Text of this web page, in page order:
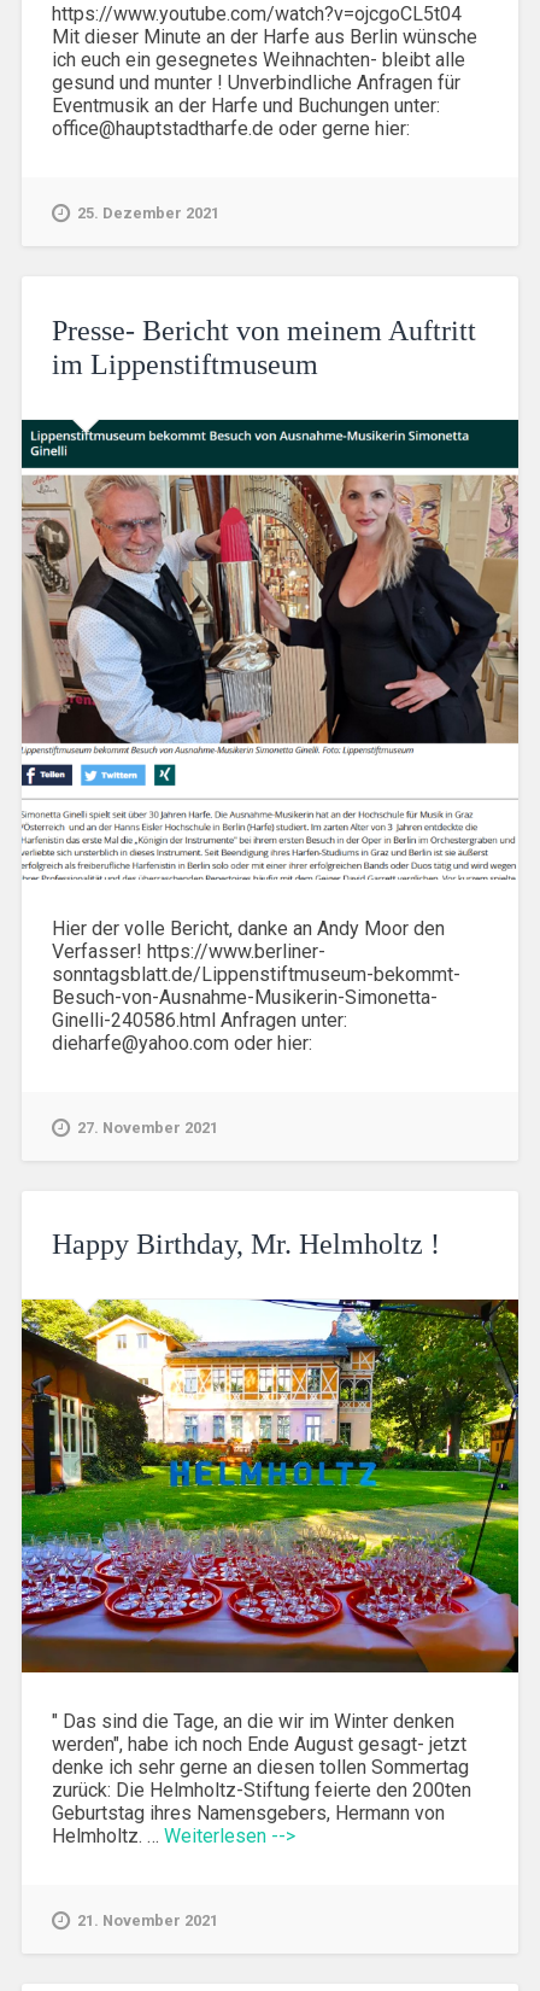
https://www.youtube.com/watch?v=ojcgoCL5t04
Mit dieser Minute an der Harfe aus Berlin wünsche
ich euch ein gesegnetes Weihnachten- bleibt alle
gesund und munter ! Unverbindliche Anfragen für
Eventmusik an der Harfe und Buchungen unter:
office@hauptstadtharfe.de oder gerne hier:
25. Dezember 2021
Presse- Bericht von meinem Auftritt
im Lippenstiftmuseum
Hier der volle Bericht, danke an Andy Moor den
Verfasser! https://www.berliner-
sonntagsblatt.de/Lippenstiftmuseum-bekommt-
Besuch-von-Ausnahme-Musikerin-Simonetta-
Ginelli-240586.html Anfragen unter:
dieharfe@yahoo.com oder hier:
27. November 2021
Happy Birthday, Mr. Helmholtz !
" Das sind die Tage, an die wir im Winter denken
werden", habe ich noch Ende August gesagt- jetzt
denke ich sehr gerne an diesen tollen Sommertag
zurück: Die Helmholtz-Stiftung feierte den 200ten
Geburtstag ihres Namensgebers, Hermann von
Helmholtz. … Weiterlesen -->
21. November 2021